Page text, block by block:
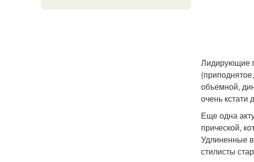
Лидирующие
объемной,
очень кстати
Еще одна
прической,
Удлиненные
стилисты